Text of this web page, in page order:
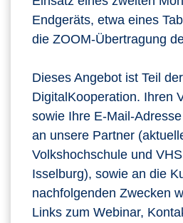
Endgeräts, etwa eines
die ZOOM-Übertragung
Dieses Angebot ist Teil
DigitalKooperation. Ihren
sowie Ihre E-Mail-
an unsere Partner
Volkshochschule und
Isselburg), sowie an die
nachfolgenden Zwecken
Links zum Webinar,